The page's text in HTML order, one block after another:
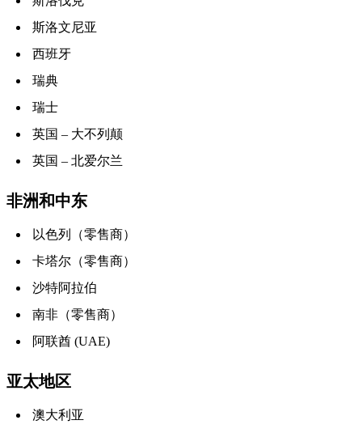
斯洛文尼亚
西班牙
瑞典
瑞士
英国 – 大不列颠
英国 – 北爱尔兰
非洲和中东
以色列（零售商）
卡塔尔（零售商）
沙特阿拉伯
南非（零售商）
阿联酋 (UAE)
亚太地区
澳大利亚